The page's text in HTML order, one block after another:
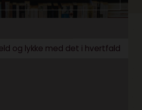
og lykke med det i hvertfald